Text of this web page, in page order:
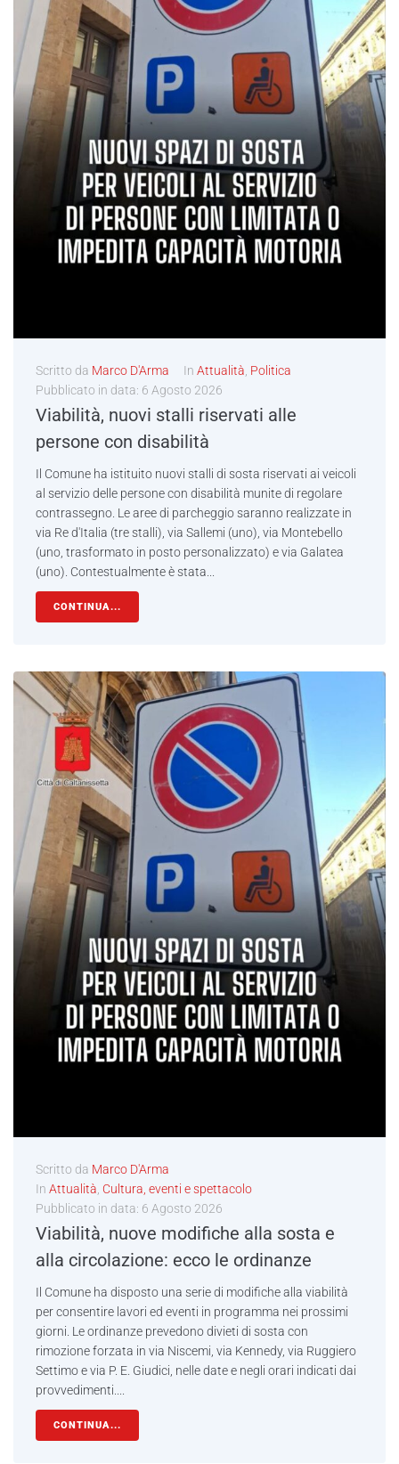
Scritto da Marco D'Arma In Attualità, Politica
Pubblicato in data: 6 Agosto 2026
Viabilità, nuovi stalli riservati alle
persone con disabilità
Il Comune ha istituito nuovi stalli di sosta riservati ai veicoli
al servizio delle persone con disabilità munite di regolare
contrassegno. Le aree di parcheggio saranno realizzate in
via Re d'Italia (tre stalli), via Sallemi (uno), via Montebello
(uno, trasformato in posto personalizzato) e via Galatea
(uno). Contestualmente è stata...
CONTINUA...
Scritto da Marco D'Arma
In Attualità Cultura, eventi e spettacolo
Pubblicato in data: 6 Agosto 2026
Viabilità, nuove modifiche alla sosta e
alla circolazione: ecco le ordinanze
Il Comune ha disposto una serie di modifiche alla viabilità
per consentire lavori ed eventi in programma nei prossimi
giorni. Le ordinanze prevedono divieti di sosta con
rimozione forzata in via Niscemi, via Kennedy, via Ruggiero
Settimo e via P. E. Giudici, nelle date e negli orari indicati dai
provvedimenti....
CONTINUA...